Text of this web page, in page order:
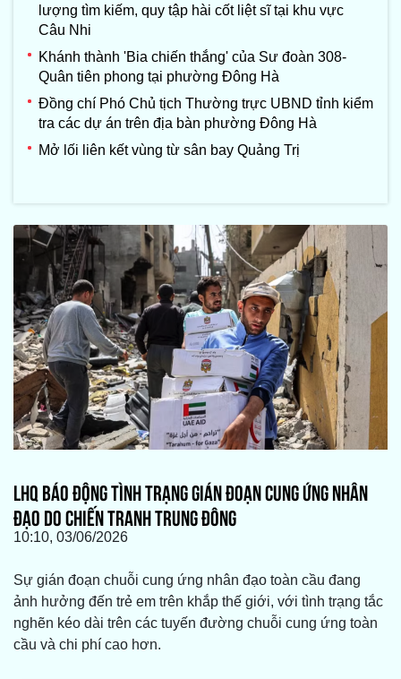
lượng tìm kiếm, quy tập hài cốt liệt sĩ tại khu vực
Câu Nhi
Khánh thành 'Bia chiến thắng' của Sư đoàn 308-
Quân tiên phong tại phường Đông Hà
Đồng chí Phó Chủ tịch Thường trực UBND tỉnh kiểm
tra các dự án trên địa bàn phường Đông Hà
Mở lối liên kết vùng từ sân bay Quảng Trị
LHQ BÁO ĐỘNG TÌNH TRẠNG GIÁN ĐOẠN CUNG ỨNG NHÂN
ĐẠO DO CHIẾN TRANH TRUNG ĐÔNG
10:10, 03/06/2026
Sự gián đoạn chuỗi cung ứng nhân đạo toàn cầu đang
ảnh hưởng đến trẻ em trên khắp thế giới, với tình trạng tắc
nghẽn kéo dài trên các tuyến đường chuỗi cung ứng toàn
cầu và chi phí cao hơn.